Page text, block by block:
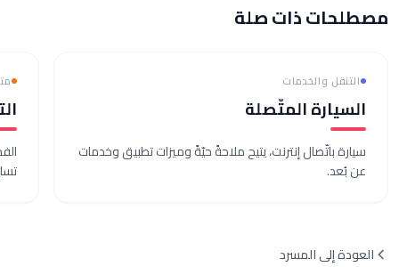
مصطلحات ذات صلة
التنقل والخدمات
السيارة المتّصلة
سيارة باتّصال إنترنت، يتيح ملاحةً حيّةً وميزات تطبيق وخدمات
عن بُعد.
العودة إلى المسرد